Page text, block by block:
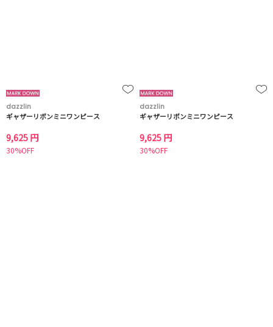
dazzlin
ギャザーリボンミニワンピース
9,625 円
30%OFF
dazzlin
ギャザーリボンミニワンピース
9,625 円
30%OFF